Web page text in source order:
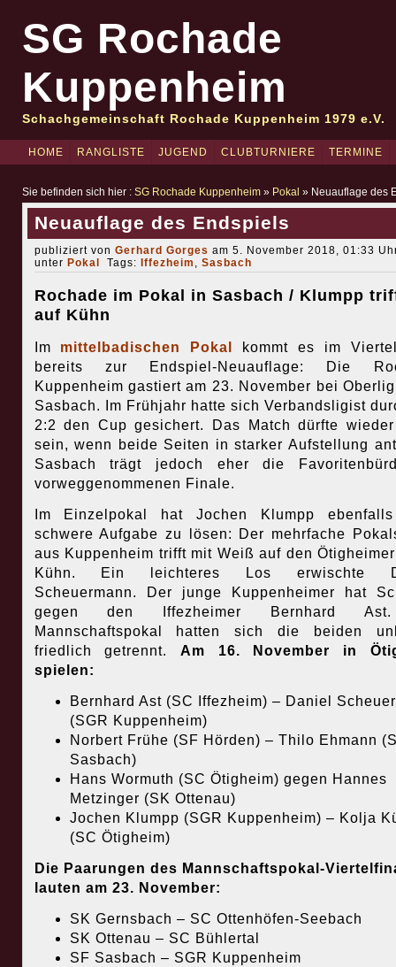
SG Rochade
Kuppenheim
Schachgemeinschaft Rochade Kuppenheim 1979 e.V.
HOME RANGLISTE JUGEND CLUBTURNIERE TERMINE
Sie befinden sich hier : SG Rochade Kuppenheim» Pokal » Neuauflage des
Neuauflage des Endspiels
publiziert von Gerhard Gorges am 5. November 2018, 01:33
unter Pokal Tags: Iffezheim , Sasbach
Rochade im Pokal in Sasbach / Klumpp
auf Kühn
Im mittelbadischen Pokal
kommt es im
bereits zur Endspiel-Neuauflage: Die
Kuppenheim gastiert am 23. November bei
Sasbach. Im Frühjahr hatte sich Verbandsligist
2:2 den Cup gesichert. Das Match dürfte
sein, wenn beide Seiten in starker Aufstellung
Sasbach trägt jedoch eher die
vorweggenommenen Finale.
Im Einzelpokal hat Jochen Klumpp
schwere Aufgabe zu lösen: Der mehrfache
aus Kuppenheim trifft mit Weiß auf den
Kühn. Ein leichteres Los erwischte
Scheuermann. Der junge Kuppenheimer hat
gegen den Iffezheimer Bernhard
Mannschaftspokal hatten sich die beiden
friedlich getrennt. Am 16. November in
spielen:
Bernhard Ast (SC Iffezheim) – Daniel
(SGR Kuppenheim)
Norbert Frühe (SF Hörden) – Thilo Ehmann
Sasbach)
Hans Wormuth (SC Ötigheim) gegen Hannes
Metzinger (SK Ottenau)
Jochen Klumpp (SGR Kuppenheim) – Kolja
(SC Ötigheim)
Die Paarungen des Mannschaftspokal-
lauten am 23. November:
SK Gernsbach – SC Ottenhöfen-Seebach
SK Ottenau – SC Bühlertal
SF Sasbach – SGR Kuppenheim